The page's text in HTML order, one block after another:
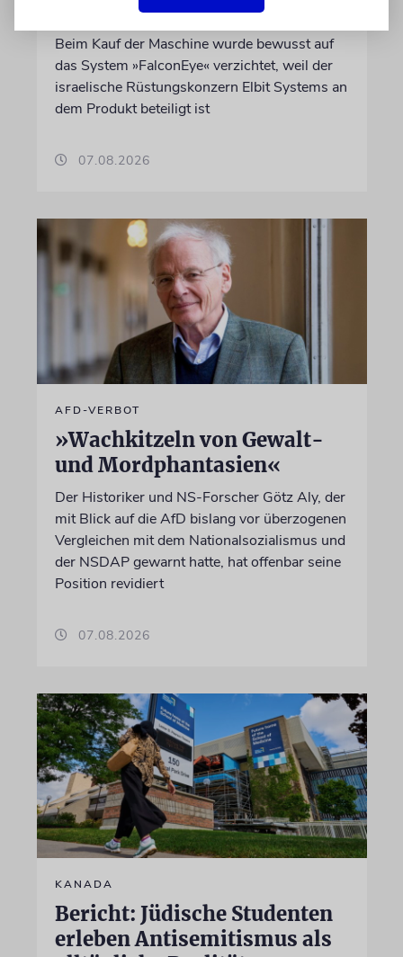
Beim Kauf der Maschine wurde bewusst auf
das System »FalconEye« verzichtet, weil der
israelische Rüstungskonzern Elbit Systems an
dem Produkt beteiligt ist
07.08.2026
AFD-VERBOT
»Wachkitzeln von Gewalt-
und Mordphantasien«
Der Historiker und NS-Forscher Götz Aly, der
mit Blick auf die AfD bislang vor überzogenen
Vergleichen mit dem Nationalsozialismus und
der NSDAP gewarnt hatte, hat offenbar seine
Position revidiert
07.08.2026
KANADA
Bericht: Jüdische Studenten
erleben Antisemitismus als